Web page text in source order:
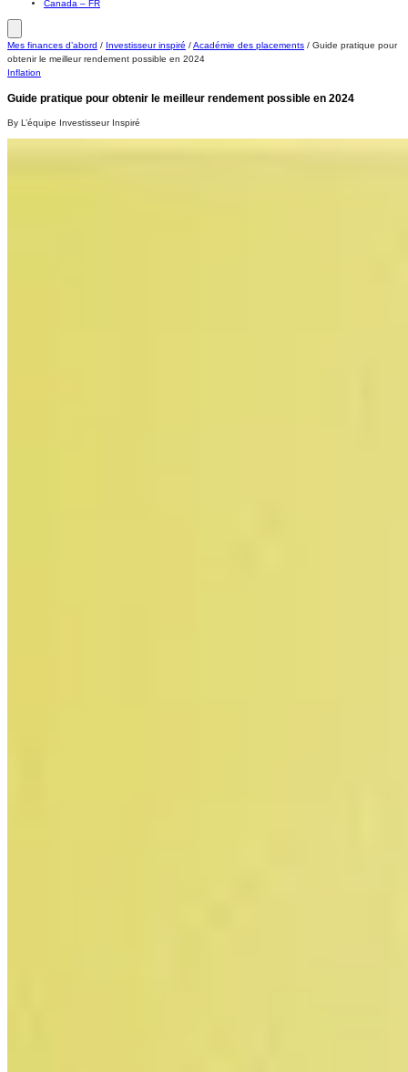
Canada – FR
Mes finances d’abord / Investisseur inspiré /Académie des placements / Guide pratique pour
obtenir le meilleur rendement possible en 2024
Inflation
Guide pratique pour obtenir le meilleur rendement possible en 2024
By L’équipe Investisseur Inspiré